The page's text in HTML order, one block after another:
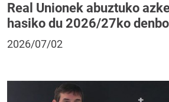
Real Unionek abuztuko
hasiko du 2026/27ko
2026/07/02